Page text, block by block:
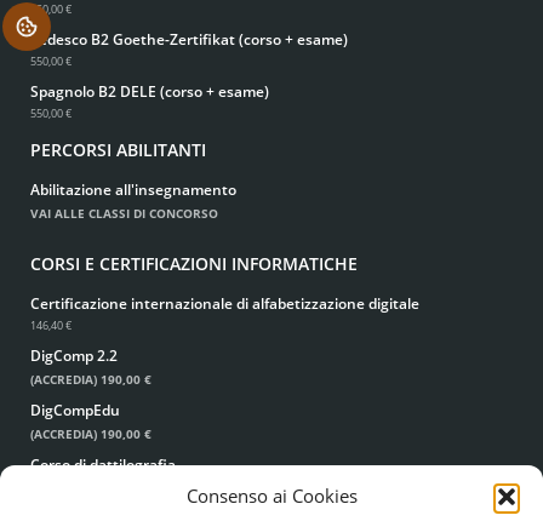
Consenso ai Cookies
550,00 €
Tedesco B2 Goethe-Zertifikat (corso + esame)
550,00 €
Spagnolo B2 DELE (corso + esame)
550,00 €
PERCORSI ABILITANTI
Abilitazione all'insegnamento
VAI ALLE CLASSI DI CONCORSO
CORSI E CERTIFICAZIONI INFORMATICHE
Certificazione internazionale di alfabetizzazione digitale
146,40 €
DigComp 2.2
(ACCREDIA) 190,00 €
DigCompEdu
(ACCREDIA) 190,00 €
Corso di dattilografia
.